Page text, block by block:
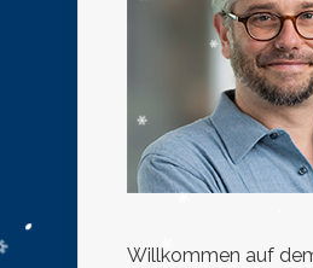
Willkommen auf